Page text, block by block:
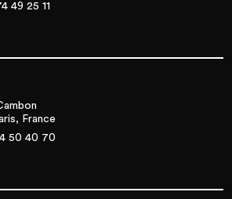
49 25 11
France
50 40 70